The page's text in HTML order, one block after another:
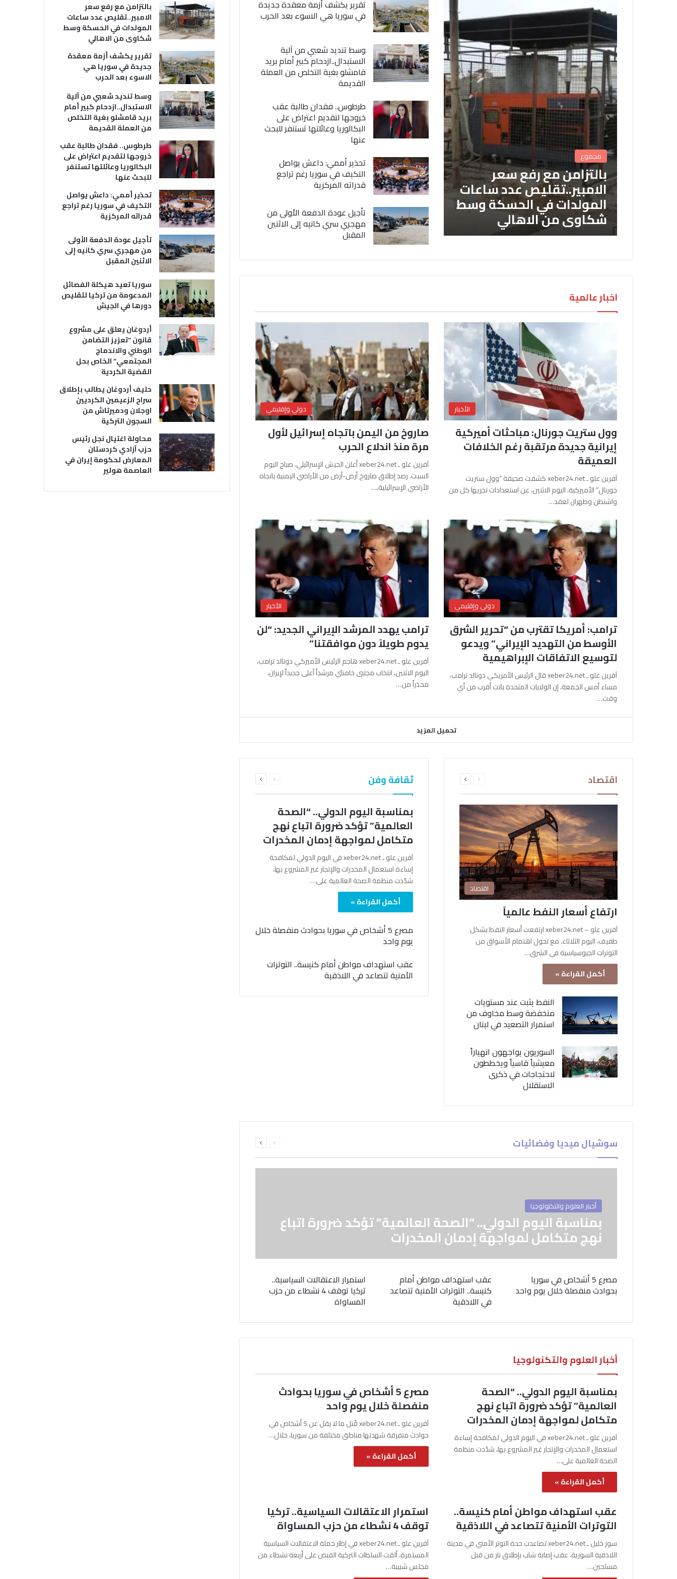
مجموع
بالتزامن مع رفع سعر
الامبير..تقليص عدد ساعات
المولدات في الحسكة وسط
شكاوى من الاهالي
تقرير يكشف أزمة معقدة جديدة
في سوريا هي الاسوء بعد الحرب
وسط تنديد شعبي من آلية
الاستبدال..ازدحام كبير أمام بريد
قامشلو بغية التخلص من العملة
القديمة
طرطوس.. فقدان طالبة عقب
خروجها لتقديم اعتراض على
البكالوريا وعائلتها تستنفر للبحث
عنها
تحذير أممي: داعش يواصل
التكيف في سوريا رغم تراجع
قدراته المركزية
تأجيل عودة الدفعة الأولى من
مهجري سري كانيه إلى الاثنين
المقبل
اخبار عالمية
الأخبار
وول ستريت جورنال: مباحثات أميركية
إيرانية جديدة مرتقبة رغم الخلافات
العميقة
آفرين علو ـ xeber24.net كشفت صحيفة “وول ستريت
جورنال” الأميركية، اليوم الاثنين، عن استعدادات تجريها كل من
واشنطن وطهران لعقد…
دولي وإقليمي
صاروخ من اليمن باتجاه إسرائيل لأول
مرة منذ اندلاع الحرب
آفرين علو ـ xeber24.net أعلن الجيش الإسرائيلي، صباح اليوم
السبت، رصد إطلاق صاروخ أرض-أرض من الأراضي اليمنية باتجاه
الأراضي الإسرائيلية،…
دولي وإقليمي
ترامب: أمريكا تقترب من “تحرير الشرق
الأوسط من التهديد الإيراني” ويدعو
لتوسيع الاتفاقات الإبراهيمية
آفرين علو ـ xeber24.net قال الرئيس الأمريكي دونالد ترامب،
مساء أمس الجمعة، إن الولايات المتحدة باتت أقرب من أي
وقت…
الأخبار
ترامب يهدد المرشد الإيراني الجديد: “لن
يدوم طويلاً دون موافقتنا”
آفرين علو ـ xeber24.net هاجم الرئيس الأميركي دونالد ترامب،
اليوم الاثنين، انتخاب مجتبى خامنئي مرشداً أعلى جديداً لإيران،
محذراً من…
تحميل المزيد
اقتصاد الصفحةالصفحة
اقتصاد
ارتفاع أسعار النفط عالمياً
آفرين علو – xeber24.net ارتفعت أسعار النفط بشكل
طفيف، اليوم الثلاثاء، مع تحول اهتمام الأسواق من
التوترات الجيوسياسية في الشرق…
أكمل القراءة »
النفط يثبت عند مستويات
منخفضة وسط مخاوف من
استمرار التصعيد في لبنان
السوريون يواجهون انهياراً
معيشياً قاسياً ويخططون
لاحتجاجات في ذكرى
الاستقلال
ثقافة وفن الصفحةالصفحة
بمناسبة اليوم الدولي.. “الصحة
العالمية” تؤكد ضرورة اتباع نهج
متكامل لمواجهة إدمان المخدرات
آفرين علو ـ xeber24.net في اليوم الدولي لمكافحة
إساءة استعمال المخدرات والإتجار غير المشروع بها،
شدّدت منظمة الصحة العالمية على…
أكمل القراءة »
مصرع 5 أشخاص في سوريا بحوادث منفصلة خلال
يوم واحد
عقب استهداف مواطن أمام كنيسة.. التوترات
الأمنية تتصاعد في اللاذقية
سوشيال ميديا وفضائيات الصفحةالصفحة
أخبار العلوم والتكنولوجيا
بمناسبة اليوم الدولي.. “الصحة العالمية” تؤكد ضرورة اتباع
نهج متكامل لمواجهة إدمان المخدرات
مصرع 5 أشخاص في سوريا
بحوادث منفصلة خلال يوم واحد
عقب استهداف مواطن أمام
كنيسة.. التوترات الأمنية تتصاعد
في اللاذقية
استمرار الاعتقالات السياسية..
تركيا توقف 4 نشطاء من حزب
المساواة
أخبار العلوم والتكنولوجيا
بمناسبة اليوم الدولي.. “الصحة
العالمية” تؤكد ضرورة اتباع نهج
متكامل لمواجهة إدمان المخدرات
آفرين علو ـ xeber24.net في اليوم الدولي لمكافحة إساءة
استعمال المخدرات والإتجار غير المشروع بها، شدّدت منظمة
الصحة العالمية على…
أكمل القراءة »
مصرع 5 أشخاص في سوريا بحوادث
منفصلة خلال يوم واحد
آفرين علو ـ xeber24.net قُتل ما لا يقل عن 5 أشخاص في
حوادث متفرقة شهدتها مناطق مختلفة من سوريا، خلال…
أكمل القراءة »
عقب استهداف مواطن أمام كنيسة..
التوترات الأمنية تتصاعد في اللاذقية
سوز خليل ـ xeber24.net تصاعدت حدة التوتر الأمني في مدينة
اللاذقية السورية، عقب إصابة شاب بإطلاق نار من قبل
مسلحين…
استمرار الاعتقالات السياسية.. تركيا
توقف 4 نشطاء من حزب المساواة
آفرين علو ـ xeber24.net في إطار حملة الاعتقالات السياسية
المستمرة، ألقت السلطات التركية القبض على أربعة نشطاء من
مجلس شبيبة…
بالتزامن مع رفع سعر
الامبير..تقليص عدد ساعات
المولدات في الحسكة وسط
شكاوى من الاهالي
تقرير يكشف أزمة معقدة
جديدة في سوريا هي
الاسوء بعد الحرب
وسط تنديد شعبي من آلية
الاستبدال..ازدحام كبير أمام
بريد قامشلو بغية التخلص
من العملة القديمة
طرطوس.. فقدان طالبة عقب
خروجها لتقديم اعتراض على
البكالوريا وعائلتها تستنفر
للبحث عنها
تحذير أممي: داعش يواصل
التكيف في سوريا رغم تراجع
قدراته المركزية
تأجيل عودة الدفعة الأولى
من مهجري سري كانيه إلى
الاثنين المقبل
سوريا تعيد هيكلة الفصائل
المدعومة من تركيا لتقليص
دورها في الجيش
أردوغان يعلق على مشروع
قانون “تعزيز التضامن
الوطني والاندماج
المجتمعي” الخاص بحل
القضية الكردية
حليف أردوغان يطالب بإطلاق
سراح الزعيمين الكرديين
اوجلان ودميرتاش من
السجون التركية
محاولة اغتيال نجل رئيس
حزب آزادي كردستان
المعارض لحكومة إيران في
العاصمة هولير